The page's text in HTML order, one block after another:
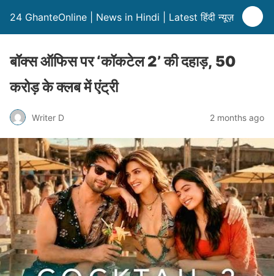
24 GhanteOnline | News in Hindi | Latest हिंदी न्यूज़
बॉक्स ऑफिस पर ‘कॉकटेल 2’ की दहाड़, 50
करोड़ के क्लब में एंट्री
Writer D 2 months ago